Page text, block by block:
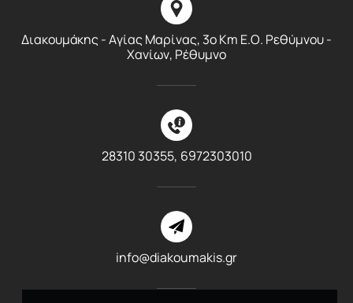
Διακουμάκης - Αγίας Μαρίνας, 3ο Km E.O. Ρεθύμνου -
Χανίων, Ρέθυμνο
28310 30355, 6972303010
info@diakoumakis.gr